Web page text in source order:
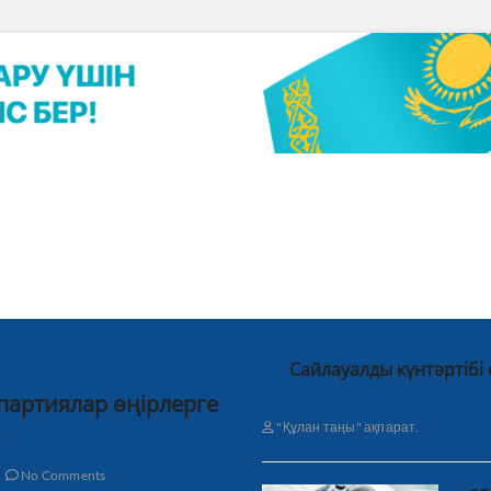
өңірлерге
No Comments
Сайлауалды
"Құлан таңы" ақпарат.